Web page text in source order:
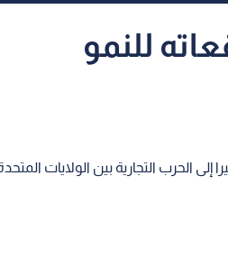
للنمو
الدولي توقعاته للنمو العالمي لعامي 2018 و2019، مشيرا إلى الحرب التجارية بين الولايات